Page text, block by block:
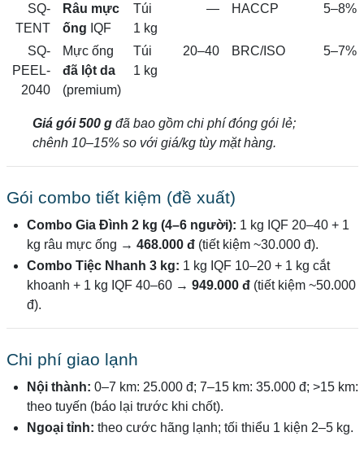
SQ-
TENT
Râu mực
ống IQF
Túi
1 kg
— HACCP 5–8%
SQ-
PEEL-
2040
Mực ống
đã lột da
(premium)
Túi
1 kg
20–40 BRC/ISO 5–7%
Giá gói 500 gđã bao gồm chi phí đóng gói lẻ;
chênh 10–15% so với giá/kg tùy mặt hàng.
Gói combo tiết kiệm (đề xuất)
Combo Gia Đình 2 kg (4–6 người): 1 kg IQF 20–40 + 1
kg râu mực ống → 468.000 đ(tiết kiệm ~30.000 đ).
Combo Tiệc Nhanh 3 kg: 1 kg IQF 10–20 + 1 kg cắt
khoanh + 1 kg IQF 40–60 → 949.000 đ(tiết kiệm ~50.000
đ).
Chi phí giao lạnh
Nội thành: 0–7 km: 25.000 đ; 7–15 km: 35.000 đ; >15 km:
theo tuyến (báo lại trước khi chốt).
Ngoại tỉnh: theo cước hãng lạnh; tối thiểu 1 kiện 2–5 kg.